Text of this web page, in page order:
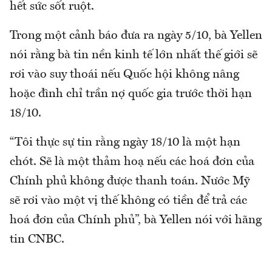
hết sức sốt ruột.
Trong một cảnh báo đưa ra ngày 5/10, bà Yellen
nói rằng bà tin nền kinh tế lớn nhất thế giới sẽ
rơi vào suy thoái nếu Quốc hội không nâng
hoặc đình chỉ trần nợ quốc gia trước thời hạn
18/10.
“Tôi thực sự tin rằng ngày 18/10 là một hạn
chót. Sẽ là một thảm hoạ nếu các hoá đơn của
Chính phủ không được thanh toán. Nước Mỹ
sẽ rơi vào một vị thế không có tiền để trả các
hoá đơn của Chính phủ”, bà Yellen nói với hãng
tin CNBC.